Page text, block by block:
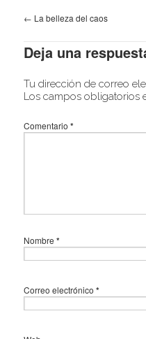
← La belleza del caos
Deja una
Tu dirección de correo
Los campos obligatorios
Comentario *
Nombre *
Correo electrónico *